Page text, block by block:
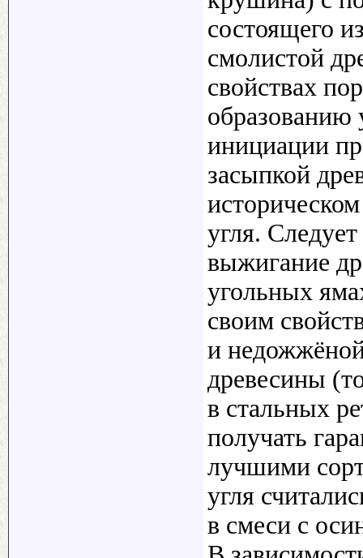
состоящего
смолистой
свойствах
образованию
инициации
засыпкой
угля.
выжигание
угольных
своим
и
древесины
в стальных
получать
лучшими
угля
в смеси с